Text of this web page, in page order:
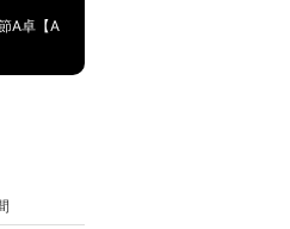
A卓【A